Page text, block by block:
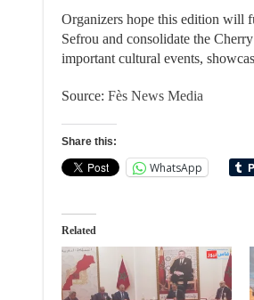
Organizers hope this edition will
Sefrou and consolidate the
important cultural events,
Source: Fès News Media
Share this:
WhatsApp
Related